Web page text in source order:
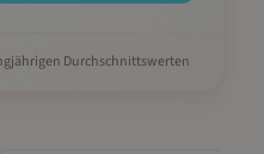
Durchschnittswerten